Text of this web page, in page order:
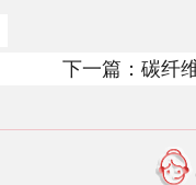
下一篇： 碳纤